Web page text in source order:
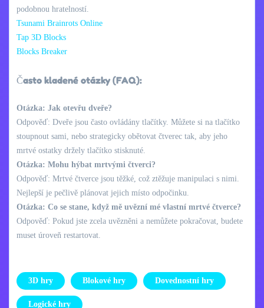
podobnou hratelností.
Tsunami Brainrots Online
Tap 3D Blocks
Blocks Breaker
Často kladené otázky (FAQ):
Otázka: Jak otevřu dveře?
Odpověď: Dveře jsou často ovládány tlačítky. Můžete si na tlačítko
stoupnout sami, nebo strategicky obětovat čtverec tak, aby jeho
mrtvé ostatky držely tlačítko stisknuté.
Otázka: Mohu hýbat mrtvými čtverci?
Odpověď: Mrtvé čtverce jsou těžké, což ztěžuje manipulaci s nimi.
Nejlepší je pečlivě plánovat jejich místo odpočinku.
Otázka: Co se stane, když mě uvězní mé vlastní mrtvé čtverce?
Odpověď: Pokud jste zcela uvězněni a nemůžete pokračovat, budete
muset úroveň restartovat.
3D hry Blokové hry Dovednostní hry
Logické hry